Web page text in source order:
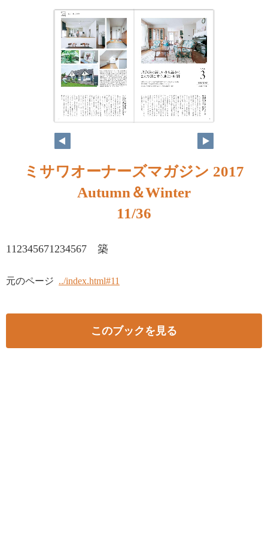
ミサワオーナーズマガジン 2017
Autumn＆Winter
11/36
112345671234567 築
元のページ ../index.html#11
このブックを見る